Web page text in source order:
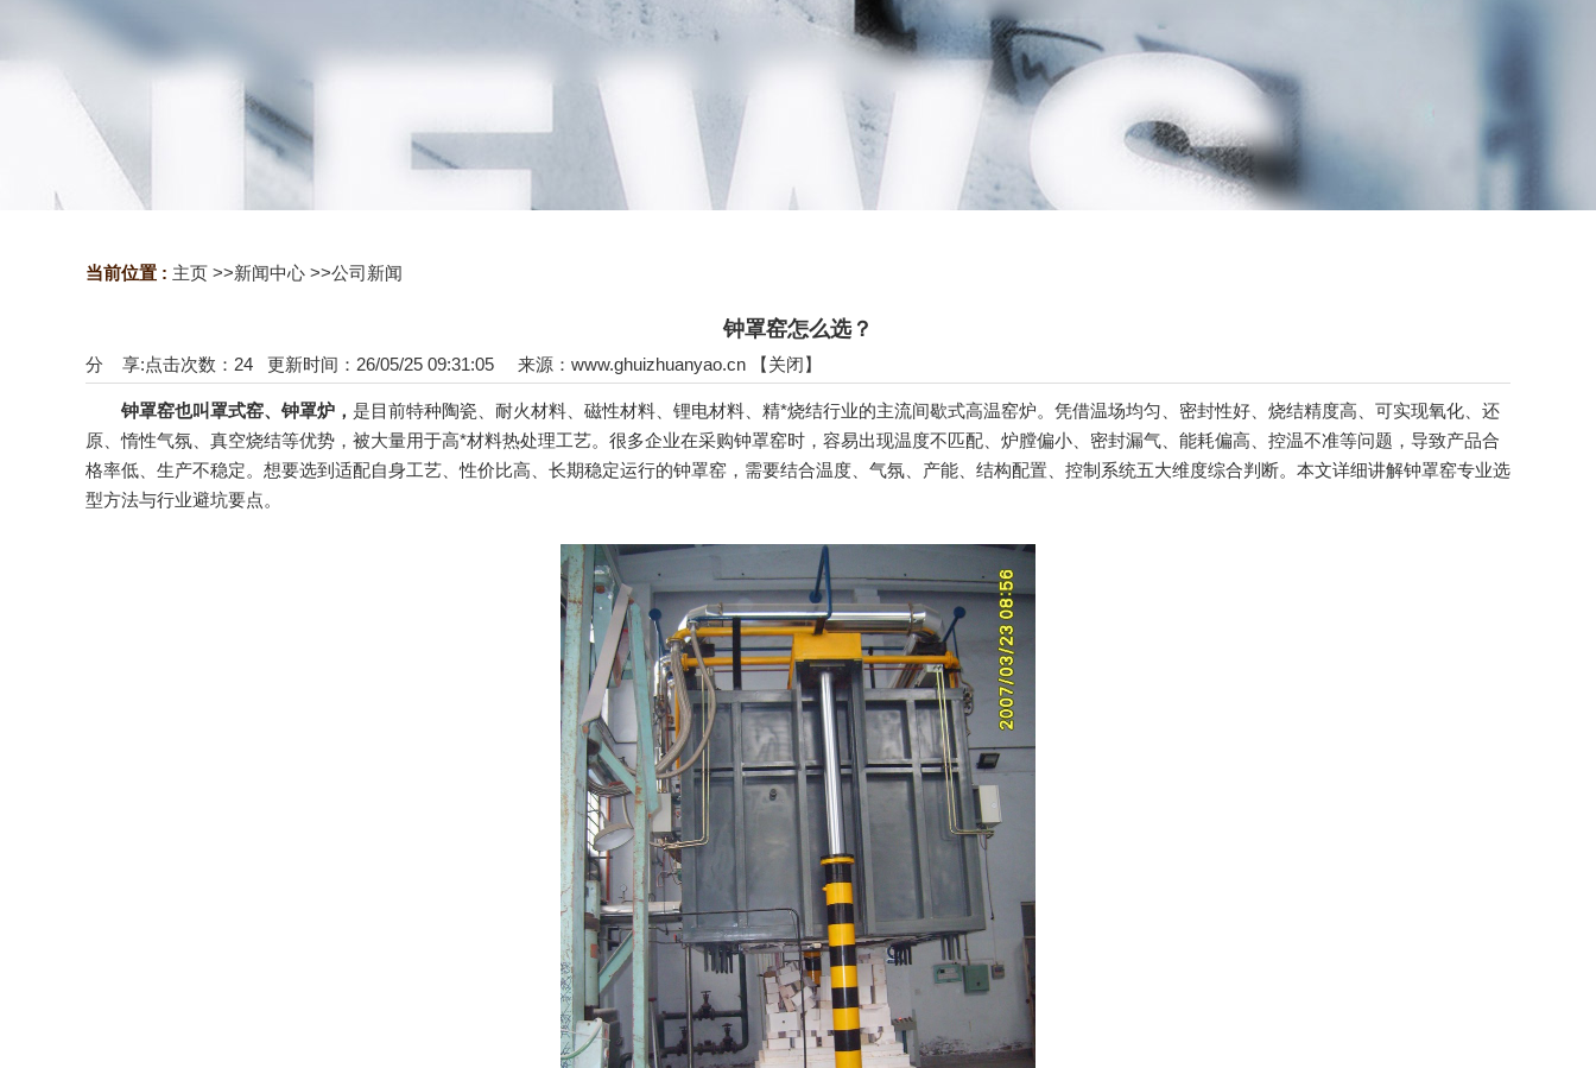
当前位置 : 主页 >>新闻中心 >>公司新闻
钟罩窑怎么选？
点击次数： 24 更新时间：26/05/25 09:31:05 来源： www.ghuizhuanyao.cn 【关闭】
分 享:
钟罩窑也叫罩式窑、钟罩炉， 是目前特种陶瓷、耐火材料、磁性材料、锂电材料、精*烧结行业的主流间歇式高温窑炉。凭借温场均匀、密封性好、烧结精度高、可实现氧化、还
原、惰性气氛、真空烧结等优势，被大量用于高*材料热处理工艺。很多企业在采购钟罩窑时，容易出现温度不匹配、炉膛偏小、密封漏气、能耗偏高、控温不准等问题，导致产品合
格率低、生产不稳定。想要选到适配自身工艺、性价比高、长期稳定运行的钟罩窑，需要结合温度、气氛、产能、结构配置、控制系统五大维度综合判断。本文详细讲解钟罩窑专业选
型方法与行业避坑要点。